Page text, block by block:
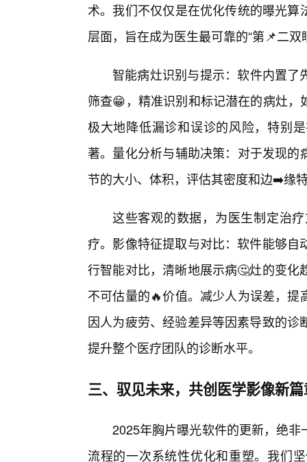
术。我们不仅仅是在优化传统的曝光
层面，旨在成为医生最可靠的“第📌二双
智能病灶识别与提示：软件内置
筛查😁，精准识别和标记潜在的病灶
极大地降低漏诊和误诊的风险，特别
著。量化分析与辅助决策：对于发现
节的大小、体积，评估其密度和边➡️缘
这些客观的数据，为医生制定治
疗。影像特征提取与对比：软件能够
行智能对比，清晰地展示病🤔灶的变
不可估量的🔥价值。减少人为误差，
因人为疲劳、经验差异等因素导致的
提升整个医疗团队的诊断水平。
三、驭见未来，共创医学影像新
2025年胸片曝光软件的更新，绝
流程的一次系统性优化和重塑。我们